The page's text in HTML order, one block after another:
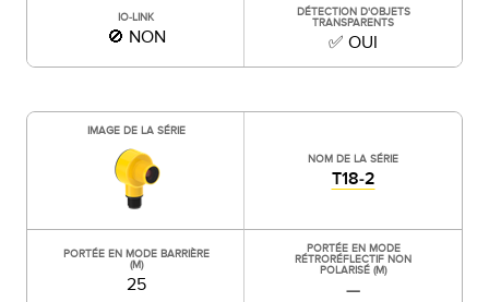
IO-LINK
🚫 NON
DÉTECTION D'OBJETS
TRANSPARENTS
✅ OUI
IMAGE DE LA SÉRIE
NOM DE LA SÉRIE
T18-2
PORTÉE EN MODE BARRIÈRE
(M)
25
PORTÉE EN MODE
RÉTRORÉFLECTIF NON
POLARISÉ (M)
—